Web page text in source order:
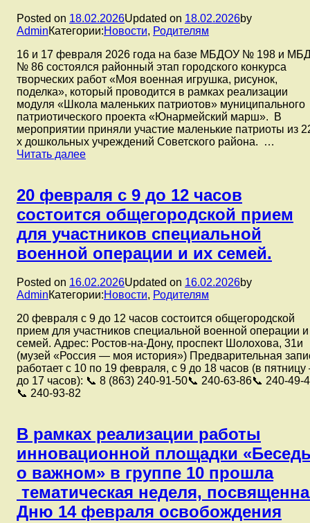
Posted on 18.02.2026Updated on 18.02.2026by
AdminКатегории:Новости, Родителям
16 и 17 февраля 2026 года на базе МБДОУ № 198 и
№ 86 состоялся районный этап городского конкурса
творческих работ «Моя военная игрушка, рисунок,
поделка», который проводится в рамках реализации
модуля «Школа маленьких патриотов» муниципального
патриотического проекта «Юнармейский марш». В
мероприятии приняли участие маленькие патриоты из
х дошкольных учреждений Советского района. …
Читать далее16
февраля
2026
года
на
базе
МБДОУ
№
198
и
МБДОУ
№
86
состоялся
районный
этап
городского
конкурса
военная
игрушка,
рисунок,
поделка»,
который
проводится
в
20 февраля с 9 до 12 часов
состоится общегородской прием
для участников специальной
военной операции и их семей.
Posted on 16.02.2026Updated on 16.02.2026by
AdminКатегории:Новости, Родителям
20 февраля с 9 до 12 часов состоится общегородской
прием для участников специальной военной операции
семей. Адрес: Ростов-на-Дону, проспект Шолохова, 31и
(музей «Россия — моя история») Предварительная
работает с 10 по 19 февраля, с 9 до 18 часов (в
до 17 часов): 📞 8 (863) 240‑91‑50📞 240‑63‑86📞
📞 240‑93‑82
В рамках реализации работы
инновационной площадки
о важном» в группе 10 прошла
тематическая неделя,
Дню 14 февраля освобождения